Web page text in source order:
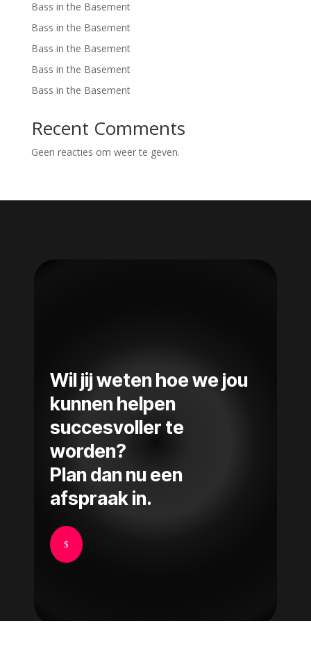
Bass in the Basement
Bass in the Basement
Bass in the Basement
Bass in the Basement
Bass in the Basement
Recent Comments
Geen reacties om weer te geven.
Wil jij weten hoe we jou
kunnen helpen
succesvoller te
worden?
Plan dan nu een
afspraak in.
$